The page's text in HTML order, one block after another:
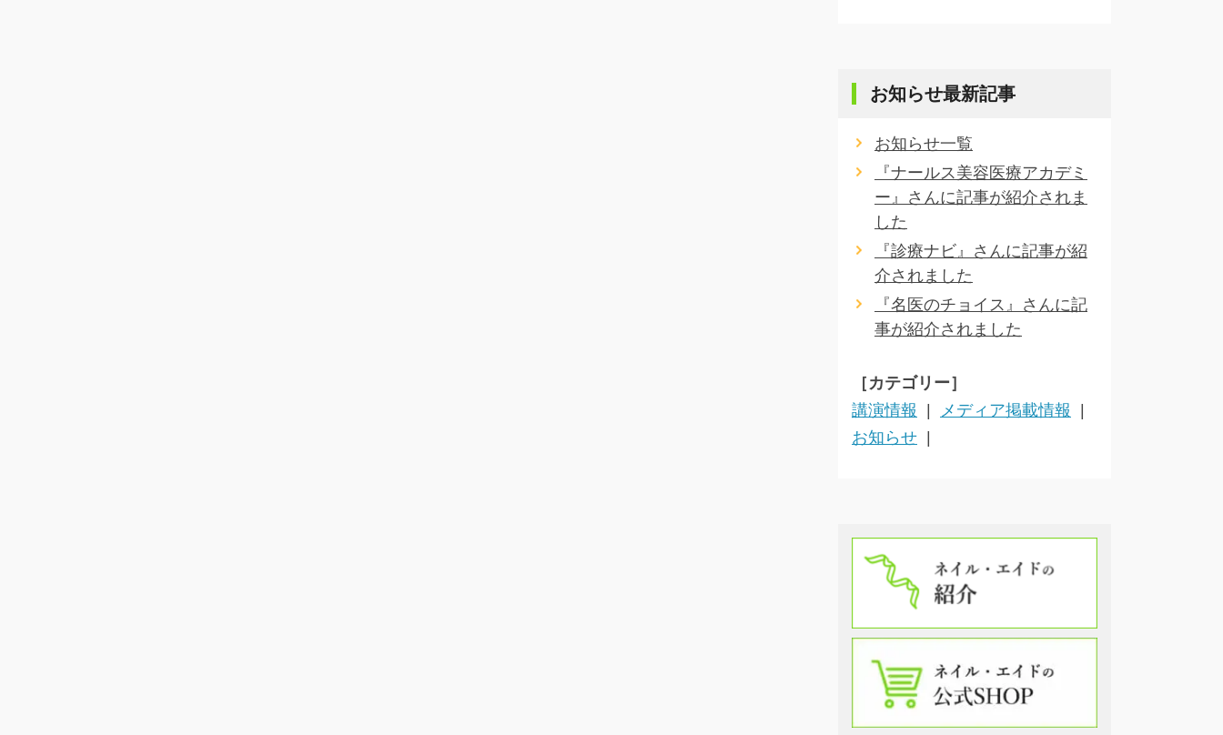
お知らせ最新記事
お知らせ一覧
『ナールス美容医療アカデミ
ー』さんに記事が紹介されま
した
『診療ナビ』さんに記事が紹
介されました
『名医のチョイス』さんに記
事が紹介されました
［カテゴリー］
講演情報
メディア掲載情報
お知らせ